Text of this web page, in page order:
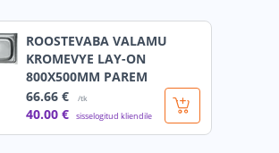
ROOSTEVABA VALAMU
KROMEVYE LAY-ON
800X500MM PAREM
66.66 € /tk
40.00 € sisselogitud kliendile